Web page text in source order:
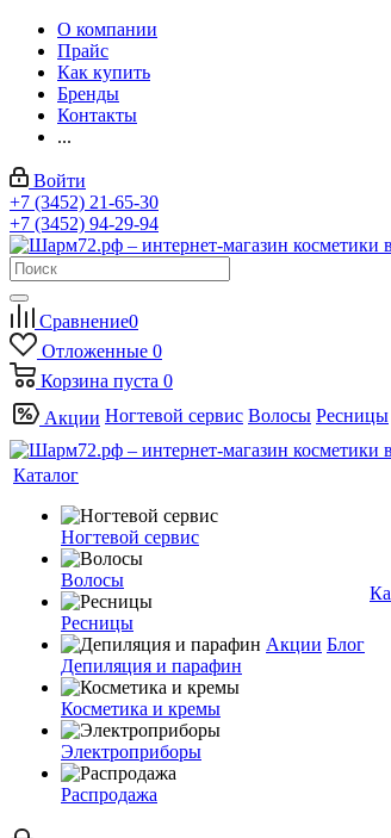
О компании
Прайс
Как купить
Бренды
Контакты
...
Войти
+7 (3452) 21-65-30
+7 (3452) 94-29-94
Сравнение0
Отложенные 0
Корзина пуста 0
Акции Ногтевой сервис Волосы Ресницы
Каталог
Ногтевой сервис
Волосы
Ресницы
Депиляция и парафин
Косметика и кремы
Электроприборы
Распродажа
Акции Блог